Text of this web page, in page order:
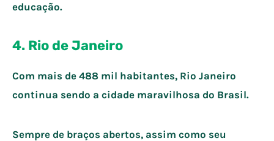
educação.
4. Rio de Janeiro
Com mais de 488 mil habitantes, Rio Janeiro
continua sendo a cidade maravilhosa do Brasil.
Sempre de braços abertos, assim como seu